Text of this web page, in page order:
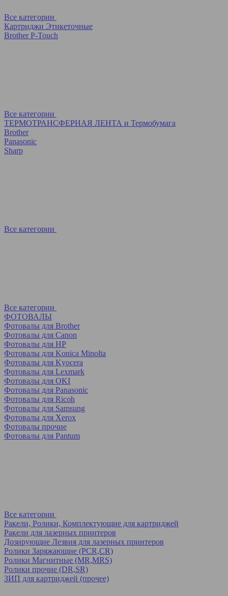
Все категории
Картриджи Этикеточные
Brother P-Touch
Все категории
ТЕРМОТРАНСФЕРНАЯ ЛЕНТА и Термобумага
Brother
Panasonic
Sharp
Все категории
Все категории
ФОТОВАЛЫ
Фотовалы для Brother
Фотовалы для Canon
Фотовалы для HP
Фотовалы для Koniсa Minolta
Фотовалы для Kyocera
Фотовалы для Lexmark
Фотовалы для OKI
Фотовалы для Panasonic
Фотовалы для Ricoh
Фотовалы для Samsung
Фотовалы для Xerox
Фотовалы прочие
Фотовалы для Pantum
Все категории
Ракели, Ролики, Комплектующие для картриджей
Ракели для лазерных принтеров
Дозирующие Лезвия для лазерных принтеров
Ролики Заряжающие (PCR,CR)
Ролики Магнитные (MR,MRS)
Ролики прочие (DR,SR)
ЗИП для картриджей (прочее)